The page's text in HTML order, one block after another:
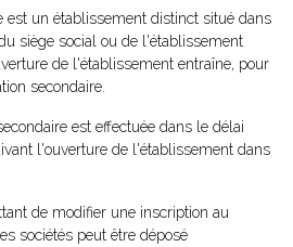
est un établissement distinct situé dans
siège social ou de l'établissement
de l'établissement entraîne, pour
secondaire.
est effectuée dans le délai
l'ouverture de l'établissement dans
de modifier une inscription au
sociétés peut être déposé